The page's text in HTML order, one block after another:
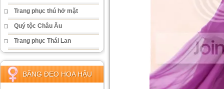
Trang phục thú hở mặt
Quý tộc Châu Âu
Trang phục Thái Lan
BĂNG ĐEO HOA HẬU